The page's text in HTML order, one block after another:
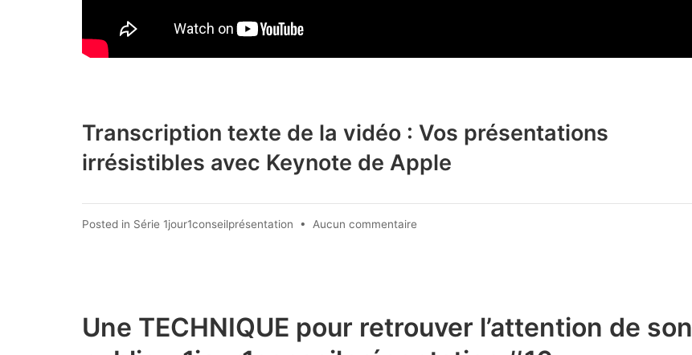
Transcription texte de la vidéo : Vos présentations
irrésistibles avec Keynote de Apple
Posted in Série 1jour1conseilprésentation • Aucun commentaire
de
Apple
Une TECHNIQUE pour retrouver l’attention de son